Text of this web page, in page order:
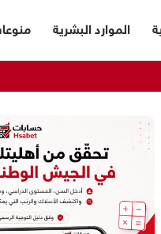
الموارد البشرية